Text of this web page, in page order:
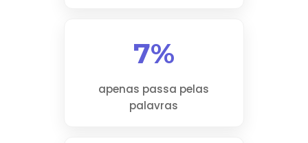
7%
apenas passa pelas
palavras